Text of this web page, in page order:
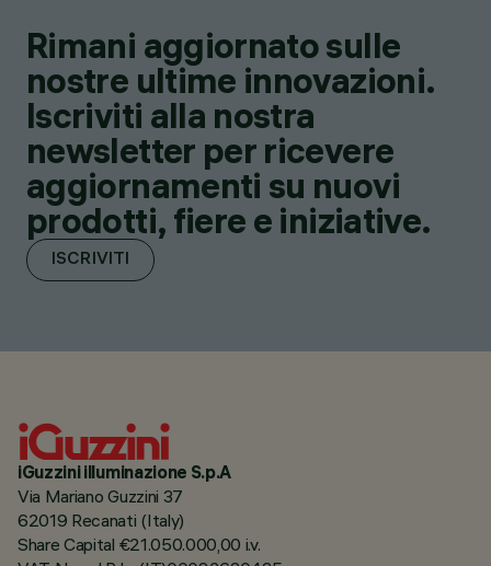
Rimani aggiornato sulle
nostre ultime innovazioni.
Iscriviti alla nostra
newsletter per ricevere
aggiornamenti su nuovi
prodotti, fiere e iniziative.
ISCRIVITI
iGuzzini illuminazione S.p.A
Via Mariano Guzzini 37
62019 Recanati (Italy)
Share Capital €21.050.000,00 i.v.